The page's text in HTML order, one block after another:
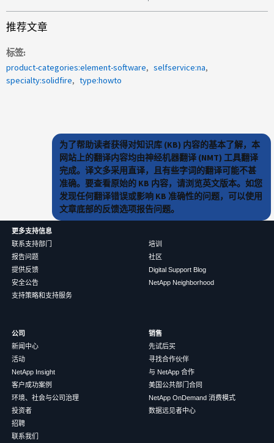
推荐文章
标签
product-categories:element-software
selfservice:na
specialty:solidfire
type:howto
为了帮助读者获得对知识库 (KB) 内容的基本了解，本
网站上的翻译内容均由神经机器翻译 (NMT) 工具翻译
完成。译文多采用直译，且有些字词的翻译可能不甚
准确。要查看原始的 KB 内容，请浏览英文版本。如您
发现任何翻译错误或影响 KB 准确性的问题，可以使用
文章底部的反馈选项报告问题。
更多支持信息
联系支持部门
报告问题
提供反馈
安全公告
支持策略和支持服务
培训
社区
Digital Support Blog
NetApp Neighborhood
公司
新闻中心
活动
NetApp Insight
客户成功案例
环境、社会与公司治理
投资者
招聘
联系我们
销售
先试后买
寻找合作伙伴
与 NetApp 合作
美国公共部门合同
NetApp OnDemand 消费模式
数据远见者中心